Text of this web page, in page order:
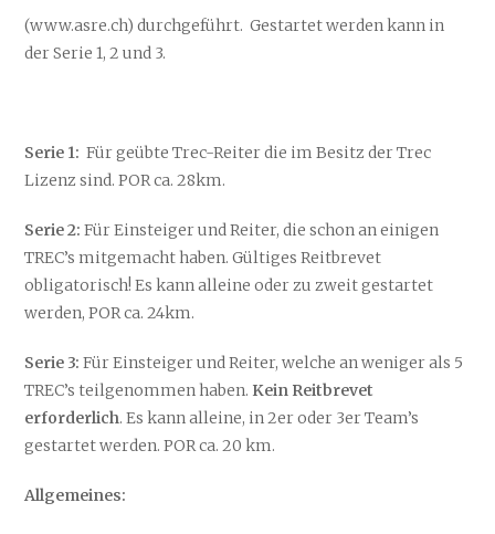
(www.asre.ch) durchgeführt. Gestartet werden kann in
der Serie 1, 2 und 3.
Serie 1:Für geübte Trec-Reiter die im Besitz der Trec
Lizenz sind. POR ca. 28km.
Serie 2: Für Einsteiger und Reiter, die schon an einigen
TREC’s mitgemacht haben. Gültiges Reitbrevet
obligatorisch! Es kann alleine oder zu zweit gestartet
werden, POR ca. 24km.
Serie 3: Für Einsteiger und Reiter, welche an weniger als 5
TREC’s teilgenommen haben. Kein Reitbrevet
erforderlich. Es kann alleine, in 2er oder 3er Team’s
gestartet werden. POR ca. 20 km.
Allgemeines: